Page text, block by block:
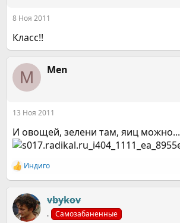
8 Ноя 2011
Класс!!
M Men
13 Ноя 2011
И овощей, зелени там, яиц можно...
Р
е
к
ц
и
Индиго
vbykov
. Самозабаненные